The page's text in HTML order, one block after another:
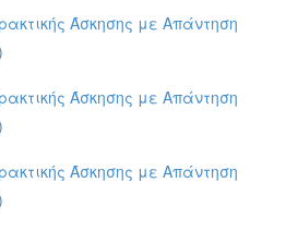
Άσκησης με Απάντηση
Άσκησης με Απάντηση
Άσκησης με Απάντηση